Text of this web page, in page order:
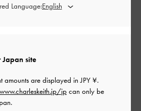
Japan site
amounts are displayed inJPY ¥.
www.charleskeith.jp/jp can only be
Language: